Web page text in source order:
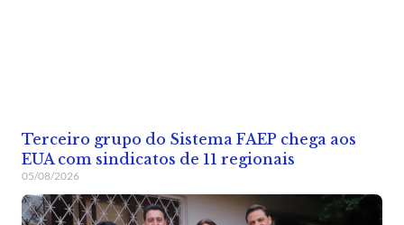
Terceiro grupo do Sistema FAEP chega aos
EUA com sindicatos de 11 regionais
05/08/2026